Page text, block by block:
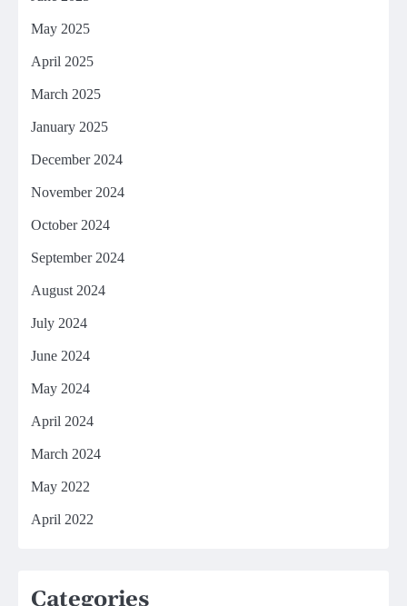
May 2025
April 2025
March 2025
January 2025
December 2024
November 2024
October 2024
September 2024
August 2024
July 2024
June 2024
May 2024
April 2024
March 2024
May 2022
April 2022
Categories